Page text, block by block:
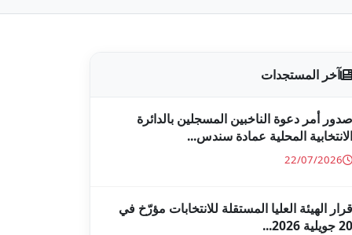
آخر المستجدات
صدور أمر دعوة الناخبين المسجلين بالدائرة
الانتخابية المحلية عمادة سندس...
22/07/2026
قرار الهيئة العليا المستقلة للانتخابات مؤرّخ في
20 جويلية 2026...